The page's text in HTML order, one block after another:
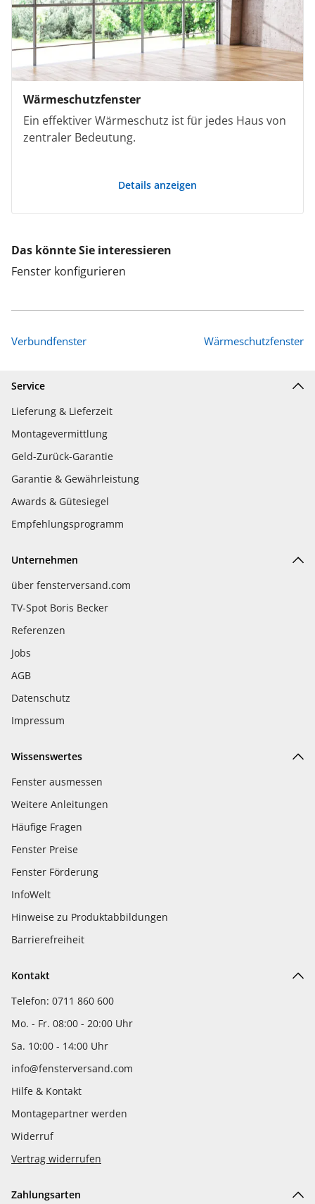
Wärmeschutzfenster
Ein effektiver Wärmeschutz ist für jedes Haus von
zentraler Bedeutung.
Details anzeigen
Das könnte Sie interessieren
Fenster konfigurieren
Verbundfenster Wärmeschutzfenster
Service
Lieferung & Lieferzeit
Montagevermittlung
Geld-Zurück-Garantie
Garantie & Gewährleistung
Awards & Gütesiegel
Empfehlungsprogramm
Unternehmen
über fensterversand.com
TV-Spot Boris Becker
Referenzen
Jobs
AGB
Datenschutz
Impressum
Wissenswertes
Fenster ausmessen
Weitere Anleitungen
Häufige Fragen
Fenster Preise
Fenster Förderung
InfoWelt
Hinweise zu Produktabbildungen
Barrierefreiheit
Kontakt
Telefon: 0711 860 600
Mo. - Fr. 08:00 - 20:00 Uhr
Sa. 10:00 - 14:00 Uhr
info@fensterversand.com
Hilfe & Kontakt
Montagepartner werden
Widerruf
Vertrag widerrufen
Zahlungsarten